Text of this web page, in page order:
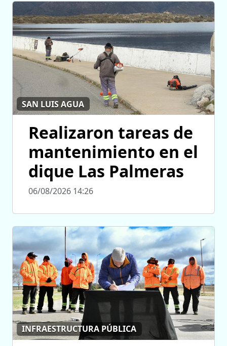
SAN LUIS AGUA
Realizaron tareas de
mantenimiento en el
dique Las Palmeras
06/08/2026 14:26
INFRAESTRUCTURA PÚBLICA